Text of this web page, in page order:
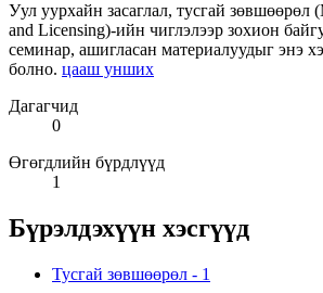
Уул уурхайн засаглал, тусгай зөвшөөрөл
and Licensing)-ийн чиглэлээр зохион
семинар, ашигласан материалуудыг энэ
болно. цааш унших
Дагагчид
0
Өгөгдлийн бүрдлүүд
1
Бүрэлдэхүүн хэсгүүд
Тусгай зөвшөөрөл - 1